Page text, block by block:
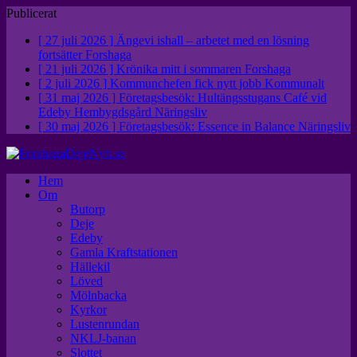
Publicerat
[ 27 juli 2026 ] Ängevi ishall – arbetet med en lösning
fortsätter Forshaga
[ 21 juli 2026 ] Krönika mitt i sommaren Forshaga
[ 2 juli 2026 ] Kommunchefen fick nytt jobb Kommunalt
[ 31 maj 2026 ] Företagsbesök: Hultängsstugans Café vid
Edeby Hembygdsgård Näringsliv
[ 30 maj 2026 ] Företagsbesök: Essence in Balance Näringsliv
Hem
Om
Butorp
Deje
Edeby
Gamla Kraftstationen
Hällekil
Löved
Mölnbacka
Kyrkor
Lustenrundan
NKLJ-banan
Slottet